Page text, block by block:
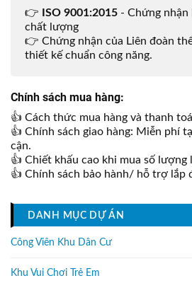
👉 ISO 9001:2015 - Chứng nhận
chất lượng
👉 Chứng nhận của Liên đoàn
thiết kế chuẩn công năng.
Chính sách mua hàng:
👍 Cách thức mua hàng và thanh
👍 Chính sách giao hàng: Miễn phí
cận.
👍 Chiết khấu cao khi mua số lượng
👍 Chính sách bảo hành/ hỗ trợ lắp
DANH MỤC DỰ ÁN
Công Viên Khu Dân Cư
Khu Vui Chơi Trẻ Em